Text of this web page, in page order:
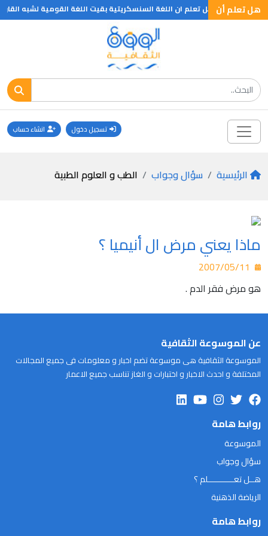
هل تعلم أن
هل تعلم هل تعلم ان اللغة السنسكريتية بقيت اللغة القومية لشبه القارة
تسجيل دخول انشاء حساب
الرئيسية سؤال وجواب الطب و العلوم الطبية
ماذا يعني مرض ال أنيميا ؟
هو مرض فقر الدم .
عن الموسوعة الثقافية
الموسوعة الثقافية هى موسوعة تضم اخبار و معلومات فى جميع المجالات
المختلفة و احدث الاخبار و اختبارات و الغاز تناسب جميع الاعمار
روابط هامة
الموسوعة
سؤال وجواب
هــل تعـــــــــــلم ؟
الرياضة الذهنية
روابط هامة